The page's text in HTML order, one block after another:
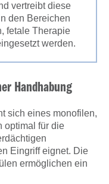
vertreibt diese
den Bereichen
fetale Therapie
werden.
Handhabung
sich eines monofilen,
optimal für die
Eingriff eignet. Die
ermöglichen ein